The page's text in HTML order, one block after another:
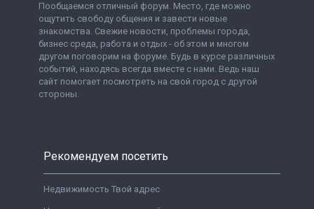
Пообщаемся отличный форум. Место, где можно
ощутить свободу общения и завести новые
знакомства. Свежие новости, проблемы города,
бизнес среда, работа и отдых - об этом и многом
другом поговорим на форуме. Будь в курсе различных
событий, находясь всегда вместе с нами. Ведь наш
сайт помогает посмотреть на свой город с другой
стороны.
Рекомендуем посетить
Недвижимость Твой адрес